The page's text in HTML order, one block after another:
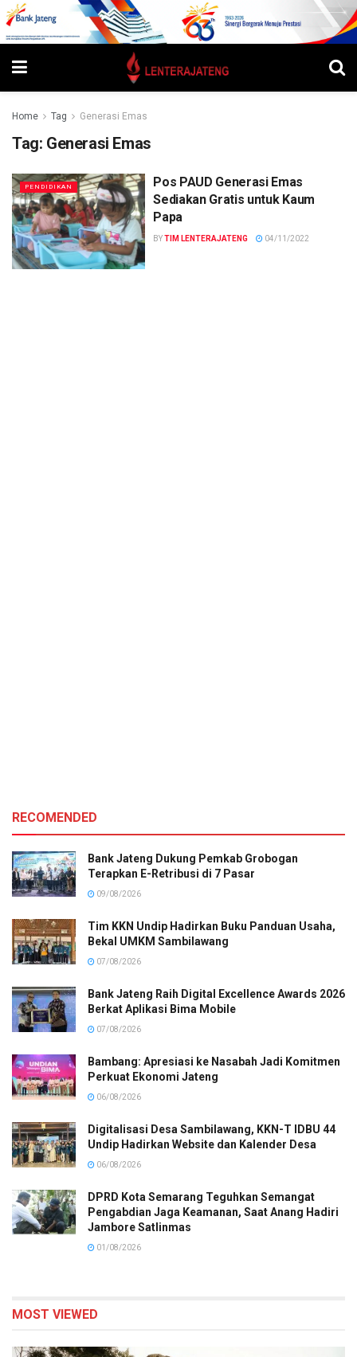
Home Tag Generasi Emas
Tag: Generasi Emas
PENDIDIKAN
Pos PAUD Generasi Emas
Sediakan Gratis untuk Kaum
Papa
BYTIM LENTERAJATENG 04/11/2022
RECOMENDED
Bank Jateng Dukung Pemkab Grobogan
Terapkan E-Retribusi di 7 Pasar
09/08/2026
Tim KKN Undip Hadirkan Buku Panduan Usaha,
Bekal UMKM Sambilawang
07/08/2026
Bank Jateng Raih Digital Excellence Awards 2026
Berkat Aplikasi Bima Mobile
07/08/2026
Bambang: Apresiasi ke Nasabah Jadi Komitmen
Perkuat Ekonomi Jateng
06/08/2026
Digitalisasi Desa Sambilawang, KKN-T IDBU 44
Undip Hadirkan Website dan Kalender Desa
06/08/2026
DPRD Kota Semarang Teguhkan Semangat
Pengabdian Jaga Keamanan, Saat Anang Hadiri
Jambore Satlinmas
01/08/2026
MOST VIEWED